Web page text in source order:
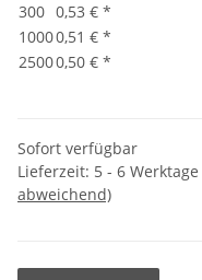
300 0,53 € *
10000,51 € *
25000,50 € *
Sofort verfügbar
Lieferzeit: 5 - 6 Werktage
abweichend)